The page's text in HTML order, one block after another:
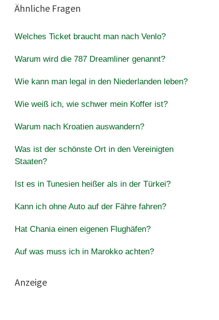
Ähnliche Fragen
Welches Ticket braucht man nach Venlo?
Warum wird die 787 Dreamliner genannt?
Wie kann man legal in den Niederlanden leben?
Wie weiß ich, wie schwer mein Koffer ist?
Warum nach Kroatien auswandern?
Was ist der schönste Ort in den Vereinigten
Staaten?
Ist es in Tunesien heißer als in der Türkei?
Kann ich ohne Auto auf der Fähre fahren?
Hat Chania einen eigenen Flughäfen?
Auf was muss ich in Marokko achten?
Anzeige